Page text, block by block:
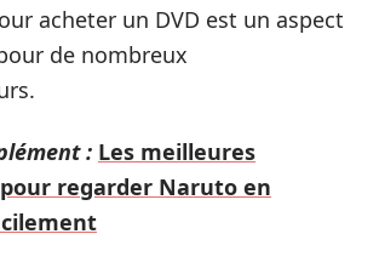
acheter un DVD est un aspect
de nombreux
: Les meilleures
regarder Naruto en